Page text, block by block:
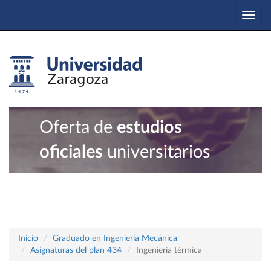
Oferta de estudios
oficiales universitarios
Inicio
Graduado en Ingeniería Mecánica
Asignaturas del plan 434
Ingeniería térmica